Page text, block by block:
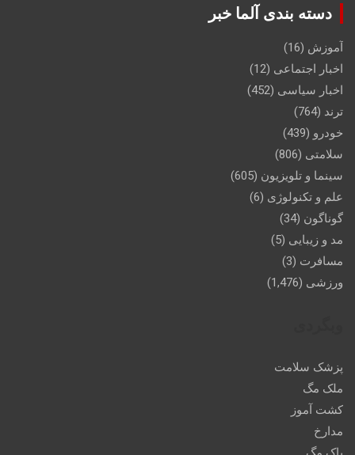
دسته بندی آلما خبر
آموزش (16)
اخبار اجتماعی (12)
اخبار سیاسی (452)
ترند (764)
خودرو (439)
سلامتی (806)
سینما و تلویزیون (605)
علم و تکنولوژی (6)
گوناگون (34)
مد و زیبایی (5)
مسافرت (3)
ورزشی (1,476)
پزشک سلامت
ملک مگ
کشت آموز
مدارخ